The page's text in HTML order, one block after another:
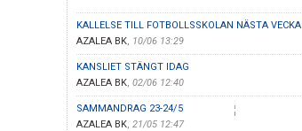
KALLELSE TILL FOTBOLLSSKOLAN NÄSTA VECKA
AZALEA BK, 10/06 13:29
KANSLIET STÄNGT IDAG
AZALEA BK, 02/06 12:40
SAMMANDRAG 23-24/5
AZALEA BK, 21/05 12:47